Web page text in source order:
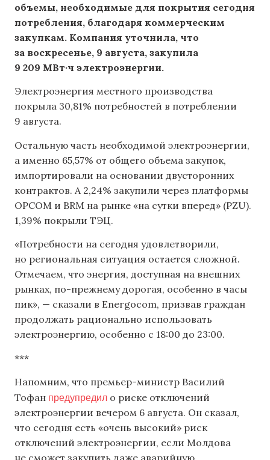
объемы, необходимые для покрытия сегодня
потребления, благодаря коммерческим
закупкам. Компания уточнила, что
за воскресенье, 9 августа, закупила
9 209 МВт·ч электроэнергии.
Электроэнергия местного производства
покрыла 30,81% потребностей в потреблении
9 августа.
Остальную часть необходимой электроэнергии,
а именно 65,57% от общего объема закупок,
импортировали на основании двусторонних
контрактов. А 2,24% закупили через платформы
OPCOM и BRM на рынке «на сутки вперед» (PZU).
1,39% покрыли ТЭЦ.
«Потребности на сегодня удовлетворили,
но региональная ситуация остается сложной.
Отмечаем, что энергия, доступная на внешних
рынках, по-прежнему дорогая, особенно в часы
пик», — сказали в Energocom, призвав граждан
продолжать рационально использовать
электроэнергию, особенно с 18:00 до 23:00.
***
Напомним, что премьер-министр Василий
Тофан предупредил о риске отключений
электроэнергии вечером 6 августа. Он сказал,
что сегодня есть «очень высокий» риск
отключений электроэнергии, если Молдова
не сможет закупить даже аварийную